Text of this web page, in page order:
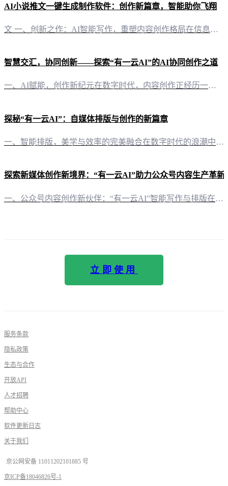
AI小说推文一键生成制作软件：创作新篇章，智能助你飞翔
文 一、创新之作：AI智能写作，重塑内容创作格局在信息爆炸的今天，内容创作显得尤为重要。而“有一云AI”作为一款创新型AI智能写作+排版软件，以其卓越的性能，为自媒体创作者提供了前沿的AI技术服务，让创作变得更加高效。 二、排版之美：千款皮肤，打造个性化内容风格在内容排版方面，“有一云AI”提供了包含标题、内容、图文、分隔、引导五大类数千款装修皮肤可供使用。无论是清新简约，还是华丽典雅，都能在这里
智慧交汇，协同创新——探索“有一云AI”的AI协同创作之道
一、AI赋能，创作新纪元在数字时代，内容创作正经历一场前所未有的变革。人工智能（AI）技术的飞速发展为创作者们带来了前所未有的机遇。作为一款创新型AI智能写作+排版软件，“有一云AI”以其独特的AI协同创作能力，引领着内容创作的全新潮流。 二、多维创作，满足个性化需求“有一云AI”在内容排版方面，提供包含标题、内容、图文、分隔、引导五大类数千款装修皮肤，满足自媒体创作者个性化需求。这些多样化的模
探秘“有一云AI”：自媒体排版与创作的新篇章
一、智能排版，美学与效率的完美融合在数字时代的浪潮中，内容创作与传播已成为企业及个人品牌建设的重要途径。而公众号作为众多自媒体平台中的一员，其排版的质量直接影响着内容的传播效果。如今，一款名为“有一云AI”的创新型软件，正为自媒体创作者们开启排版与创作的新篇章。 二、千款皮肤，定制你的视觉盛宴“有一云AI”在内容排版方面，提供了数千款装修皮肤，涵盖了标题、内容、图文、分隔、引导等五大类。这些皮肤
探索新媒体创作新境界：“有一云AI”助力公众号内容生产革新
一、公众号内容创作新伙伴：“有一云AI”智能写作与排版在信息爆炸的时代，公众号作为新媒体的重要阵地，内容创作一直是创作者们的心头大事。如今，“有一云AI”横空出世，为公众号创作者们带来了一场内容生产的革新。 二、AI赋能，排版艺术焕新颜“有一云AI”在内容排版方面，犹如一位艺术大师，精心打造了包含标题、内容、图文、分隔、引导五大类的数千款装修皮肤。这些装修皮肤，不仅美观大方，更能提升文章的视觉效
立即使用
服务条款
隐私政策
生态与合作
开放API
人才招聘
帮助中心
软件更新日志
关于我们
京公网安备 11011202101885 号
京ICP备18046826号-1